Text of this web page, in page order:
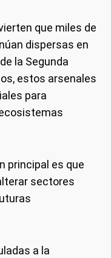
que miles de
dispersas en
la Segunda
estos arsenales
para
principal es que
sectores
a la